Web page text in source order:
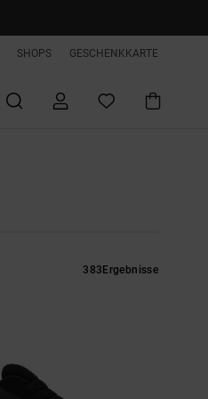
SHOPS GESCHENKKARTE
383Ergebnisse